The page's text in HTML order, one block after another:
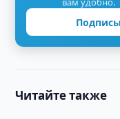
Читайте также